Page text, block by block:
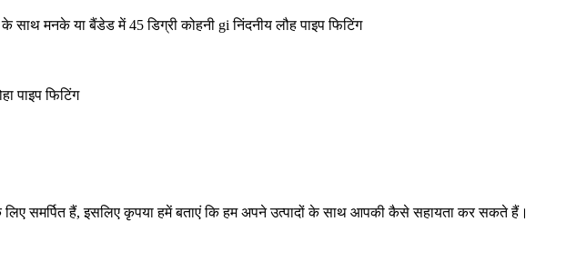
समर्पित हैं, इसलिए कृपया हमें बताएं कि हम अपने उत्पादों के साथ आपकी कैसे सहायता कर सकते हैं।